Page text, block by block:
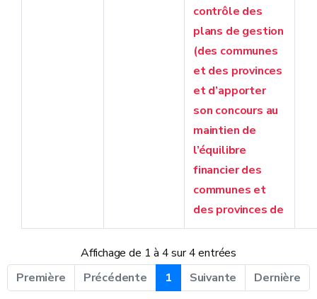
contrôle des
plans de gestion
(des communes
et des provinces
et d’apporter
son concours au
maintien de
l’équilibre
financier des
communes et
des provinces de
Affichage de 1 à 4 sur 4 entrées
Première
Précédente 1 Suivante Dernière